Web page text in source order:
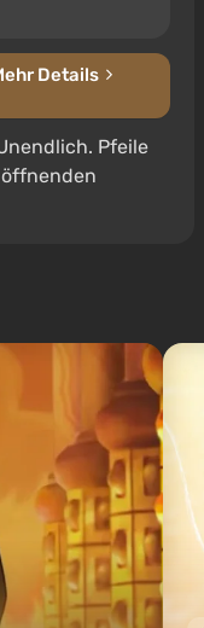
Details
Pfeile
öffnenden